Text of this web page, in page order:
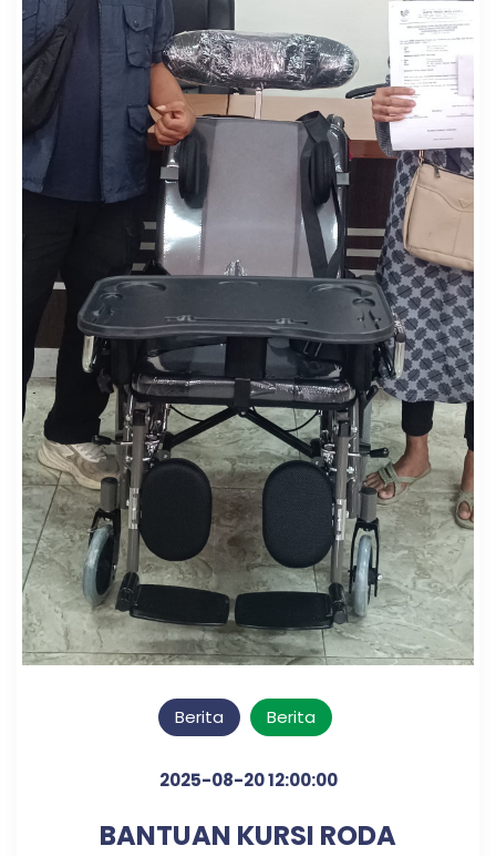
Berita Berita
2025-08-20 12:00:00
BANTUAN KURSI RODA